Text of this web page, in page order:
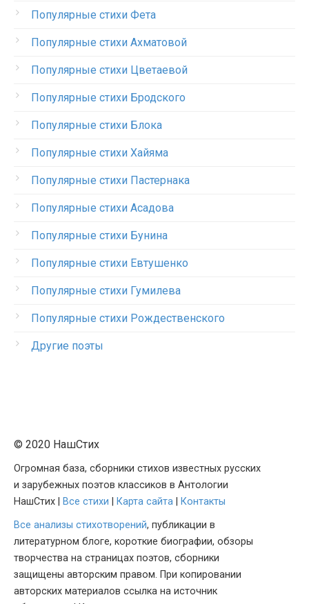
Популярные стихи Фета
Популярные стихи Ахматовой
Популярные стихи Цветаевой
Популярные стихи Бродского
Популярные стихи Блока
Популярные стихи Хайяма
Популярные стихи Пастернака
Популярные стихи Асадова
Популярные стихи Бунина
Популярные стихи Евтушенко
Популярные стихи Гумилева
Популярные стихи Рождественского
Другие поэты
© 2020 НашСтих
Огромная база, сборники стихов известных русских
и зарубежных поэтов классиков в Антологии
НашСтих |
Все стихи Карта сайта
Контакты
Все анализы стихотворений, публикации в
литературном блоге, короткие биографии, обзоры
творчества на страницах поэтов, сборники
защищены авторским правом. При копировании
авторских материалов ссылка на источник